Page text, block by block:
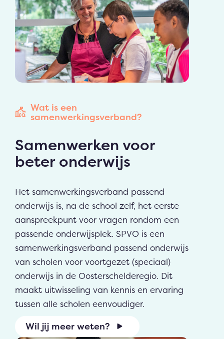
Wat is een
samenwerkingsverband?
Samenwerken voor
beter onderwijs
Het samenwerkingsverband passend
onderwijs is, na de school zelf, het eerste
aanspreekpunt voor vragen rondom een
passende onderwijsplek. SPVO is een
samenwerkingsverband passend onderwijs
van scholen voor voortgezet (speciaal)
onderwijs in de Oosterschelderegio. Dit
maakt uitwisseling van kennis en ervaring
tussen alle scholen eenvoudiger.
Wil jij meer weten?